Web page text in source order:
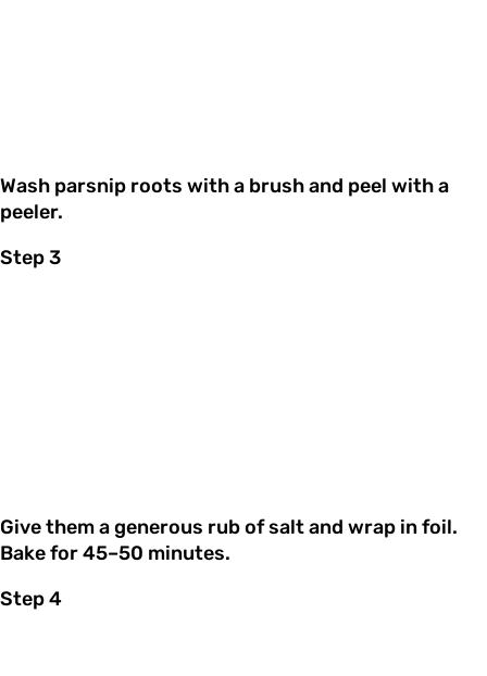
Wash parsnip roots with a brush and peel with a
peeler.
Step 3
Give them a generous rub of salt and wrap in foil.
Bake for 45–50 minutes.
Step 4